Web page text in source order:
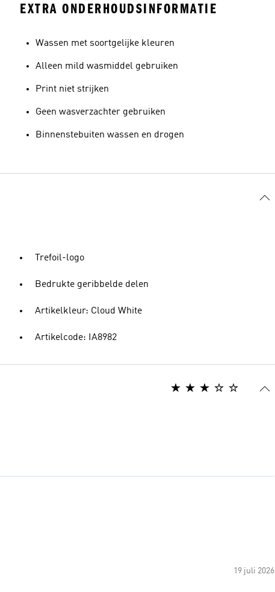
EXTRA ONDERHOUDSINFORMATIE
Wassen met soortgelijke kleuren
Alleen mild wasmiddel gebruiken
Print niet strijken
Geen wasverzachter gebruiken
Binnenstebuiten wassen en drogen
Trefoil-logo
Bedrukte geribbelde delen
Artikelkleur: Cloud White
Artikelcode: IA8982
19 juli 2026